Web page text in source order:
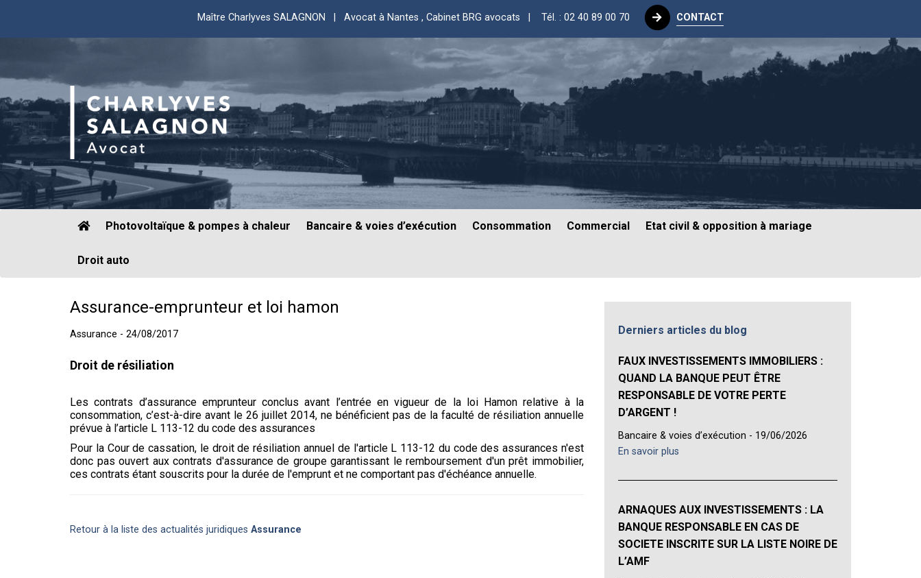
Maître Charlyves SALAGNON | Avocat à Nantes , Cabinet BRG avocats | Tél. : 02 40 89 00 70 CONTACT
Photovoltaïque & pompes à chaleur Bancaire & voies d’exécution Consommation Commercial Etat civil & opposition à mariage
Droit auto
Assurance-emprunteur et loi hamon
Assurance - 24/08/2017
Droit de résiliation
Les contrats d’assurance emprunteur conclus avant l’entrée en vigueur de la loi Hamon relative à la
consommation, c’est-à-dire avant le 26 juillet 2014, ne bénéficient pas de la faculté de résiliation annuelle
prévue à l’article L 113-12 du code des assurances
Pour la Cour de cassation, le droit de résiliation annuel de l'article L 113-12 du code des assurances n'est
donc pas ouvert aux contrats d'assurance de groupe garantissant le remboursement d'un prêt immobilier,
ces contrats étant souscrits pour la durée de l'emprunt et ne comportant pas d'échéance annuelle.
Retour à la liste des actualités juridiques Assurance
Derniers articles du blog
FAUX INVESTISSEMENTS IMMOBILIERS :
QUAND LA BANQUE PEUT ÊTRE
RESPONSABLE DE VOTRE PERTE
D’ARGENT !
Bancaire & voies d’exécution - 19/06/2026
En savoir plus
ARNAQUES AUX INVESTISSEMENTS : LA
BANQUE RESPONSABLE EN CAS DE
SOCIETE INSCRITE SUR LA LISTE NOIRE DE
L’AMF